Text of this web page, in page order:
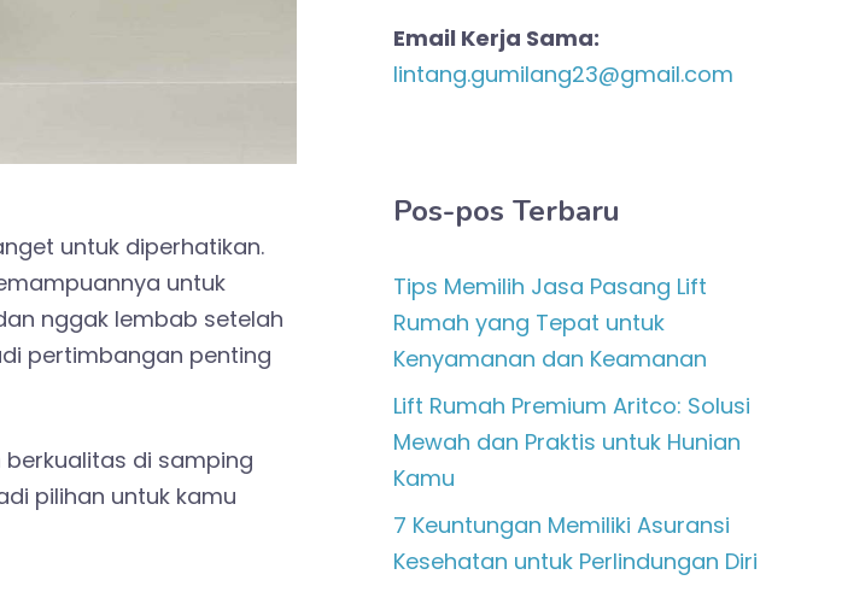
untuk diperhatikan.
untuk
nggak lembab setelah
pertimbangan penting
di samping
pilihan untuk kamu
Email Kerja Sama:
lintang.gumilang23@gmail.com
Pos-pos Terbaru
Tips Memilih Jasa Pasang Lift
Rumah yang Tepat untuk
Kenyamanan dan Keamanan
Lift Rumah Premium Aritco: Solusi
Mewah dan Praktis untuk Hunian
Kamu
7 Keuntungan Memiliki Asuransi
Kesehatan untuk Perlindungan Diri